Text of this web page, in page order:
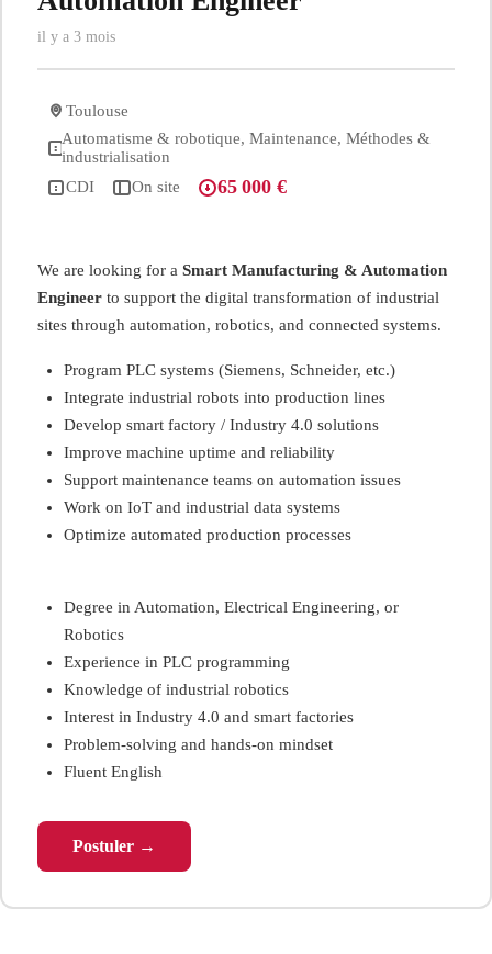
il y a 3 mois
Toulouse
Automatisme & robotique, Maintenance, Méthodes &
industrialisation
CDI
On site 65 000 €
We are looking for a Smart Manufacturing & Automation
Engineer to support the digital transformation of industrial
sites through automation, robotics, and connected systems.
Program PLC systems (Siemens, Schneider, etc.)
Integrate industrial robots into production lines
Develop smart factory / Industry 4.0 solutions
Improve machine uptime and reliability
Support maintenance teams on automation issues
Work on IoT and industrial data systems
Optimize automated production processes
Degree in Automation, Electrical Engineering, or
Robotics
Experience in PLC programming
Knowledge of industrial robotics
Interest in Industry 4.0 and smart factories
Problem-solving and hands-on mindset
Fluent English
Postuler →